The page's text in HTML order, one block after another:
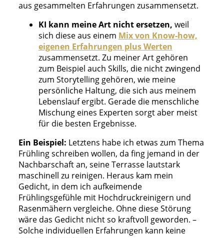
aus gesammelten Erfahrungen zusammensetzt.
KI kann meine Art nicht ersetzen, weil
sich diese aus einem Mix von Know-how,
eigenen Erfahrungen plus Werten
zusammensetzt. Zu meiner Art gehören
zum Beispiel auch Skills, die nicht zwingend
zum Storytelling gehören, wie meine
persönliche Haltung, die sich aus meinem
Lebenslauf ergibt. Gerade die menschliche
Mischung eines Experten sorgt aber meist
für die besten Ergebnisse.
Ein Beispiel: Letztens habe ich etwas zum Thema
Frühling schreiben wollen, da fing jemand in der
Nachbarschaft an, seine Terrasse lautstark
maschinell zu reinigen. Heraus kam mein
Gedicht, in dem ich aufkeimende
Frühlingsgefühle mit Hochdruckreinigern und
Rasenmähern vergleiche. Ohne diese Störung
wäre das Gedicht nicht so kraftvoll geworden. –
Solche individuellen Erfahrungen kann keine